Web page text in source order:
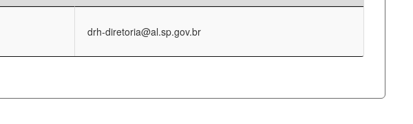
drh-diretoria@al.sp.gov.br